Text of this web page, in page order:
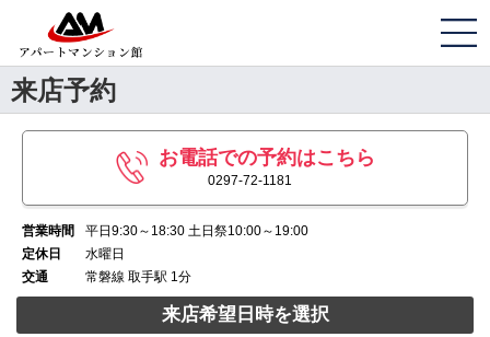
来店予約
お電話での予約はこちら
0297-72-1181
営業時間
平日9:30～18:30 土日祭10:00～19:00
定休日
水曜日
交通
常磐線 取手駅 1分
来店希望日時を選択